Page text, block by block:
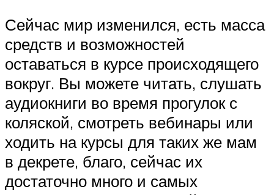
Сейчас мир изменился, есть масса
средств и возможностей
оставаться в курсе происходящего
вокруг. Вы можете читать, слушать
аудиокниги во время прогулок с
коляской, смотреть вебинары или
ходить на курсы для таких же мам
в декрете, благо, сейчас их
достаточно много и самых